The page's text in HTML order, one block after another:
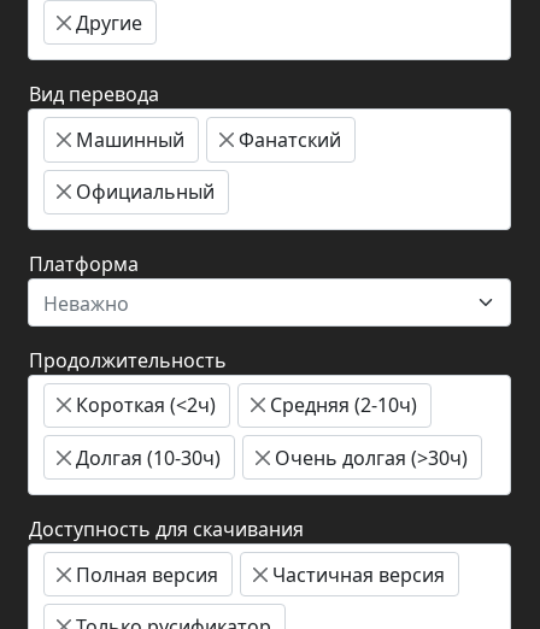
Другие
Вид перевода
Машинный
Фанатский
Официальный
Платформа
Неважно
Продолжительность
Короткая (<2ч)
Средняя (2-10ч)
Долгая (10-30ч)
Очень долгая (>30ч)
Доступность для скачивания
Полная версия
Частичная версия